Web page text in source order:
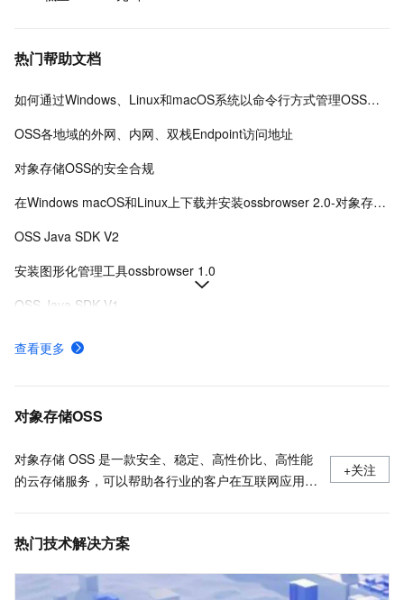
热门帮助文档
如何通过Windows、Linux和macOS系统以命令行方式管理OSS数据
OSS各地域的外网、内网、双栈Endpoint访问地址
对象存储OSS的安全合规
在Windows macOS和Linux上下载并安装ossbrowser 2.0-对象存储-阿里云
OSS Java SDK V2
安装图形化管理工具ossbrowser 1.0
OSS Java SDK V1
下载并安装命令行工具ossutil
API概览
查看更多
对象存储OSS
对象存储 OSS 是一款安全、稳定、高性价比、高性能
的云存储服务，可以帮助各行业的客户在互联网应用、
丰富的数据处理能力更便捷地使用数据。
+关注
热门技术解决方案